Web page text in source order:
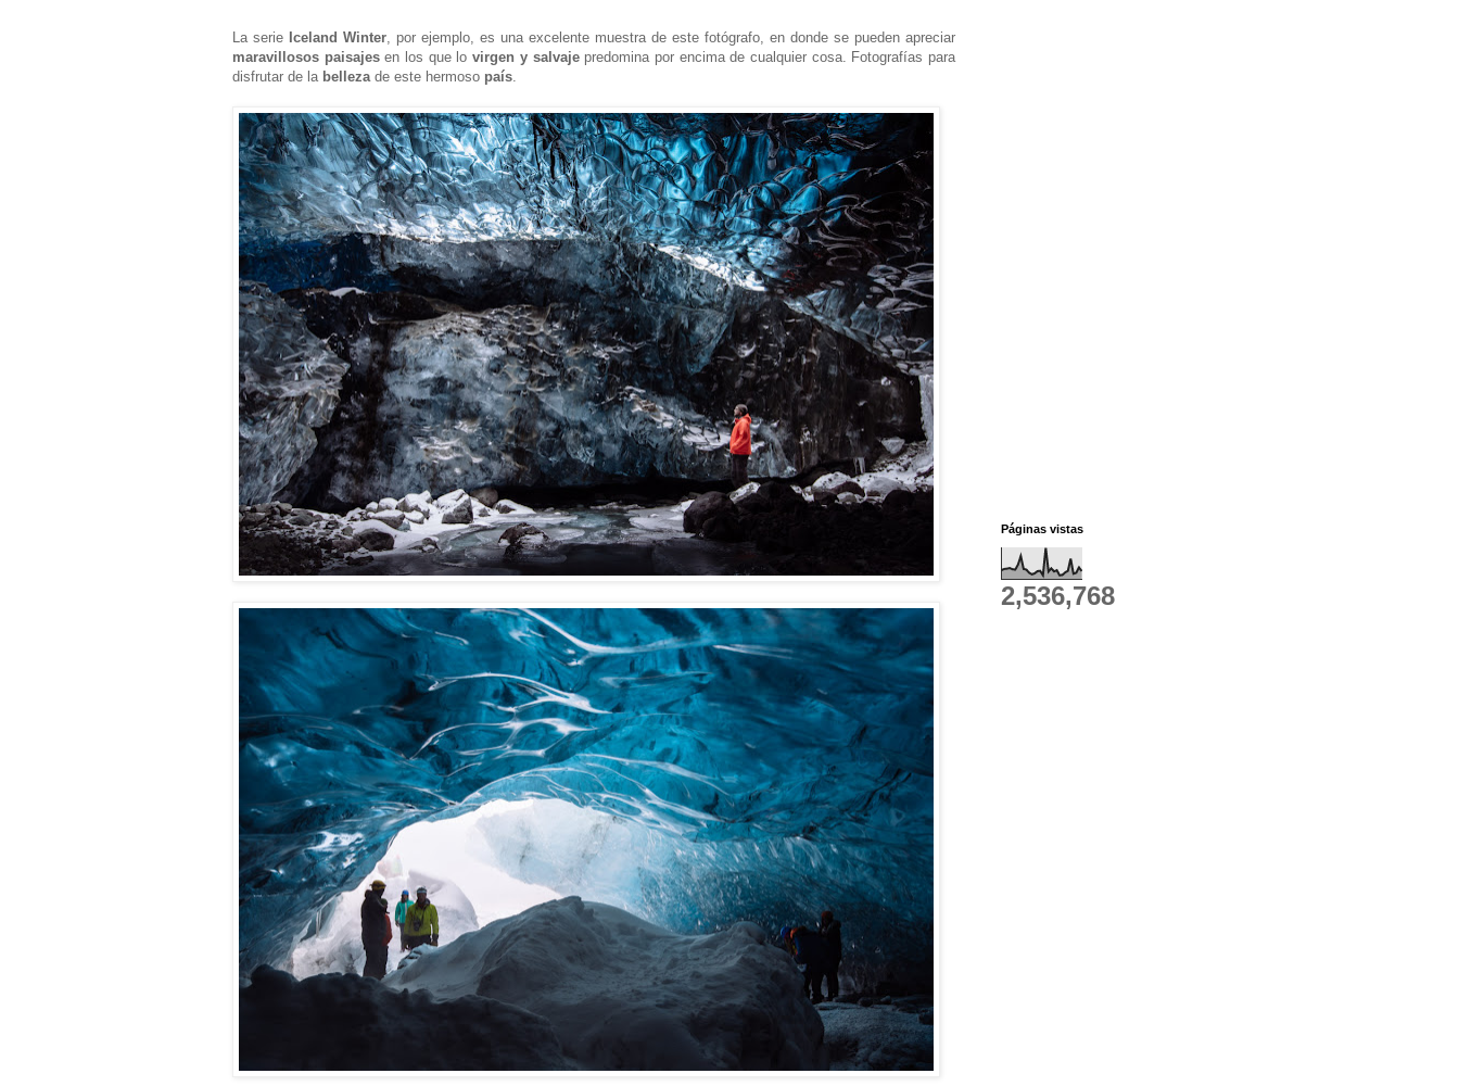
La serie Iceland Winter, por ejemplo, es una excelente muestra de este fotógrafo, en donde se pueden apreciar
maravillosos paisajesen los que lovirgen y salvaje predomina por encima de cualquier cosa. Fotografías para
disfrutar de la bellezade este hermoso país.
Páginas vistas
2,536,768